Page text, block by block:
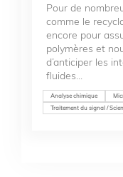
Pour de
comme le
encore pour
polymères et
d’anticiper les
fluides...
Analyse chimique
Traitement du signal /